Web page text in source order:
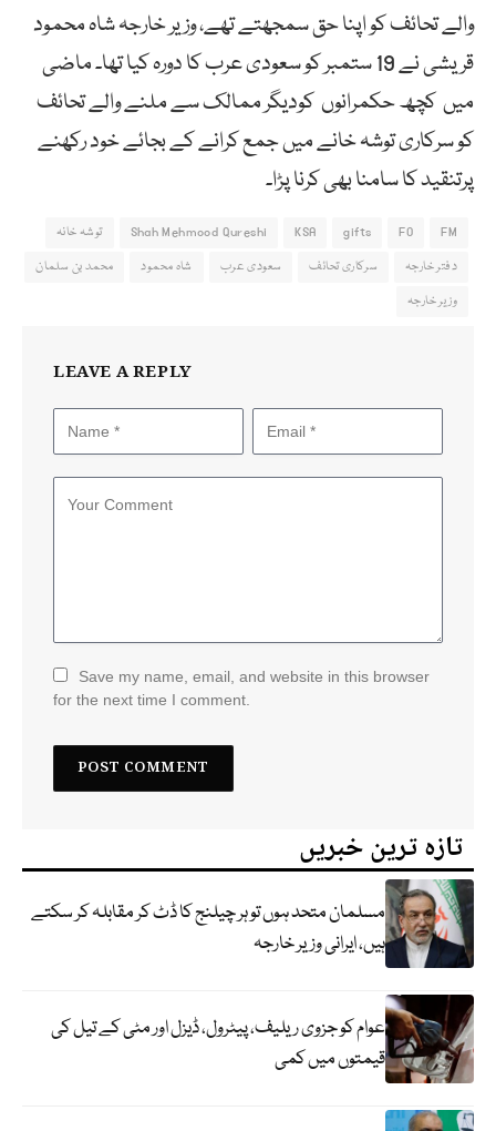
والے تحائف کو اپنا حق سمجھتے تھے، وزیر خارجہ شاہ محمود
قریشی نے 19 ستمبر کو سعودی عرب کا دورہ کیا تھا۔ ماضی
میں کچھ حکمرانوں کودیگر ممالک سے ملنے والے تحائف
کو سرکاری توشہ خانے میں جمع کرانے کے بجائے خود رکھنے
پرتنقید کا سامنا بھی کرنا پڑا۔
FM
FO
gifts
KSA
Shah Mehmood Qureshi
توشہ خانہ
دفتر خارجہ
سرکاری تحائف سعودی عرب شاہ محمود
محمد بن سلمان
وزیر خارجہ
LEAVE A REPLY
Save my name, email, and website in this browser
for the next time I comment.
تازہ ترین خبریں
مسلمان متحد ہوں تو ہر چیلنج کا ڈٹ کر مقابلہ کر سکتے
ہیں، ایرانی وزیر خارجہ
عوام کو جزوی ریلیف، پیٹرول، ڈیزل اور مٹی کے تیل کی
قیمتوں میں کمی